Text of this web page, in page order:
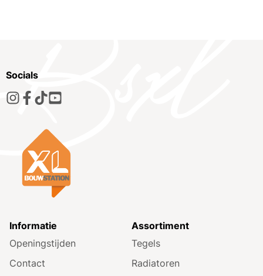
Socials
Informatie
Openingstijden
Contact
Assortiment
Tegels
Radiatoren